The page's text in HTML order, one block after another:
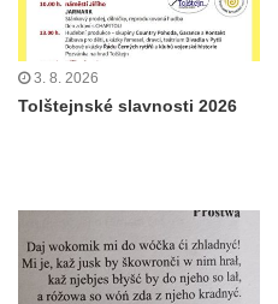
3. 8. 2026
Tolštejnské slavnosti 2026